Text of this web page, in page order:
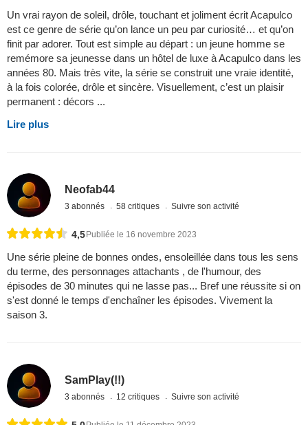
Un vrai rayon de soleil, drôle, touchant et joliment écrit Acapulco
est ce genre de série qu’on lance un peu par curiosité… et qu’on
finit par adorer. Tout est simple au départ : un jeune homme se
remémore sa jeunesse dans un hôtel de luxe à Acapulco dans les
années 80. Mais très vite, la série se construit une vraie identité,
à la fois colorée, drôle et sincère. Visuellement, c’est un plaisir
permanent : décors ...
Lire plus
Neofab44
3 abonnés 58 critiques Suivre son activité
4,5 Publiée le 16 novembre 2023
Une série pleine de bonnes ondes, ensoleillée dans tous les sens
du terme, des personnages attachants , de l'humour, des
épisodes de 30 minutes qui ne lasse pas... Bref une réussite si on
s'est donné le temps d'enchaîner les épisodes. Vivement la
saison 3.
SamPlay(!!)
3 abonnés 12 critiques Suivre son activité